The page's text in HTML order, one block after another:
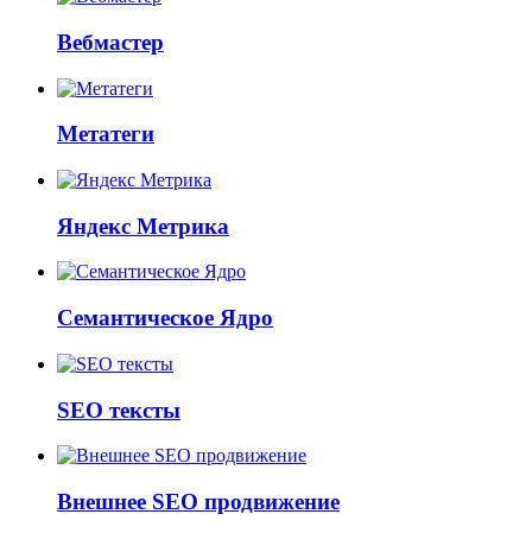
Вебмастер
Метатеги
Яндекс Метрика
Семантическое Ядро
SEO тексты
Внешнее SEO продвижение